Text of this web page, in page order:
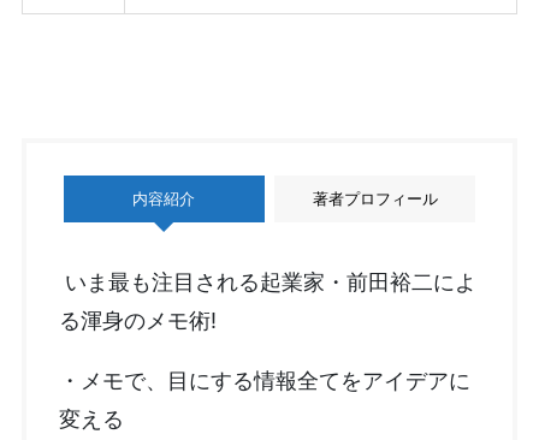
内容紹介 著者プロフィール
いま最も注目される起業家・前田裕二によ
る渾身のメモ術!
・メモで、目にする情報全てをアイデアに
変える